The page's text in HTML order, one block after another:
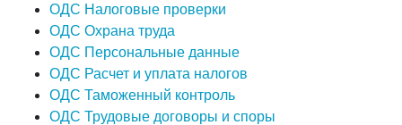
ОДС Налоговые проверки
ОДС Охрана труда
ОДС Персональные данные
ОДС Расчет и уплата налогов
ОДС Таможенный контроль
ОДС Трудовые договоры и споры